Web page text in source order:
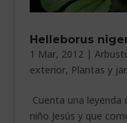
Helleborus
1 Mar, 2012|
exterior, Plantas y
Cuenta una leyenda
niño Jesús y que